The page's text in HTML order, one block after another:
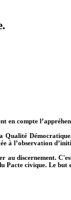
compte
l’observation
au discernement.
Pacte civique. Le but